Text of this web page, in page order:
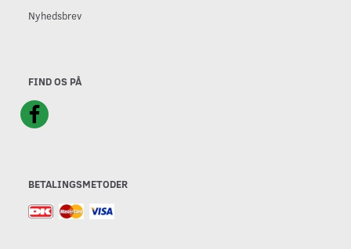
Nyhedsbrev
FIND OS PÅ
BETALINGSMETODER